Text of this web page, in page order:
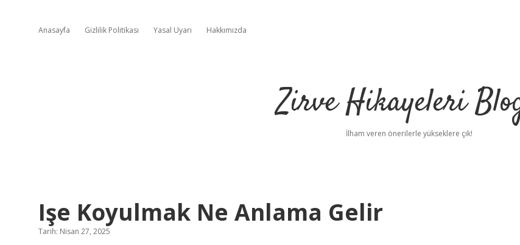
Anasayfa Gizlilik Politikası Yasal Uyarı Hakkımızda
Zirve Hikayeleri
İlham veren önerilerle yükseklere çık!
Işe Koyulmak Ne Anlama Gelir
Tarih: Nisan 27, 2025